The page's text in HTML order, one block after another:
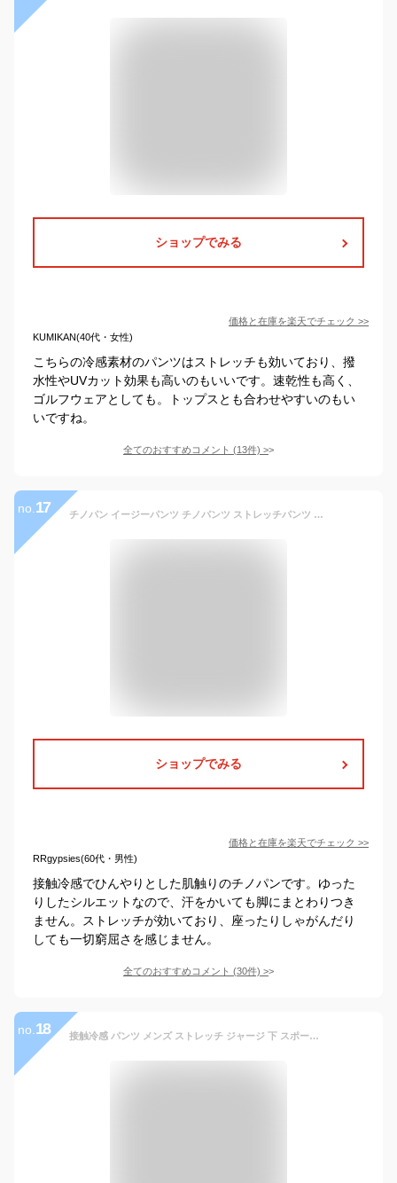
ショップでみる
価格と在庫を楽天でチェック >>
KUMIKAN(40代・女性)
こちらの冷感素材のパンツはストレッチも効いており、撥
水性やUVカット効果も高いのもいいです。速乾性も高く、
ゴルフウェアとしても。トップスとも合わせやすいのもい
いですね。
全てのおすすめコメント (13件) >
no. 17 チノパン イージーパンツ チノパンツ ストレッチパンツ メンズ ストレッチ ズボン スリム 接触冷感 伸縮 超伸縮 ゆったり 30代 40代 50代 おうち ボトムス セール 父の日 ギフト プレゼント 春 夏
ショップでみる
価格と在庫を楽天でチェック >>
RRgypsies(60代・男性)
接触冷感でひんやりとした肌触りのチノパンです。ゆった
りしたシルエットなので、汗をかいても脚にまとわりつき
ません。ストレッチが効いており、座ったりしゃがんだり
しても一切窮屈さを感じません。
全てのおすすめコメント (30件) >
no. 18 接触冷感 パンツ メンズ ストレッチ ジャージ 下 スポーツ ジャージパンツ outdoor products アウトドア プロダクツ テーパード スリム ドライ 夏 涼しい ひんやり ルームウェア UVカット 薄手 軽量 男女兼用 ユニセックス レディース S M L LL ゴルフパンツ 父の日